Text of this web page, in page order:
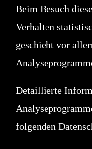
Beim Besuch
Verhalten
geschieht vor
Detaillierte
folgenden